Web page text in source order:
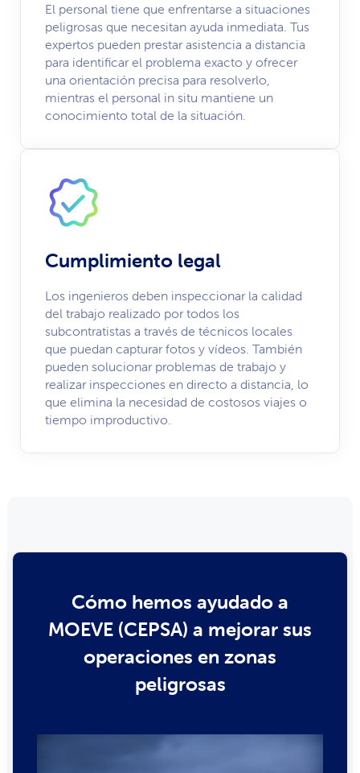
El personal tiene que enfrentarse a situaciones
peligrosas que necesitan ayuda inmediata. Tus
expertos pueden prestar asistencia a distancia
para identificar el problema exacto y ofrecer
una orientación precisa para resolverlo,
mientras el personal in situ mantiene un
conocimiento total de la situación.
Cumplimiento legal
Los ingenieros deben inspeccionar la calidad
del trabajo realizado por todos los
subcontratistas a través de técnicos locales
que puedan capturar fotos y vídeos. También
pueden solucionar problemas de trabajo y
realizar inspecciones en directo a distancia, lo
que elimina la necesidad de costosos viajes o
tiempo improductivo.
Cómo hemos ayudado a
MOEVE (CEPSA) a mejorar sus
operaciones en zonas
peligrosas